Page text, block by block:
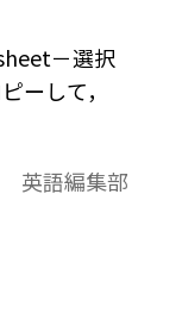
－選択
ーして，
英語編集部